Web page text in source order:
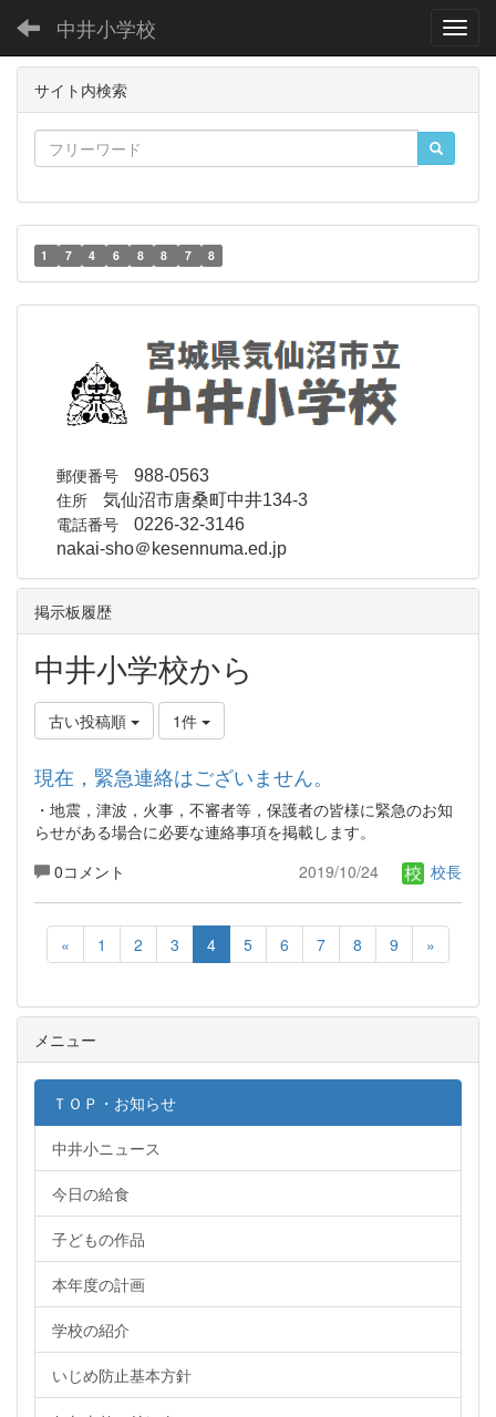
中井小学校
サイト内検索
1 7 4 6 8 8 7 8
郵便番号 988-0563
住所 気仙沼市唐桑町中井134-3
電話番号 0226-32-3146
nakai-sho＠kesennuma.ed.jp
掲示板履歴
中井小学校から
古い投稿順 1件
現在，緊急連絡はございません。
・地震，津波，火事，不審者等，保護者の皆様に緊急のお知
らせがある場合に必要な連絡事項を掲載します。
0コメント
2019/10/24 校長
« 1 2 3 4 5 6 7 8 9 »
メニュー
ＴＯＰ・お知らせ
中井小ニュース
今日の給食
子どもの作品
本年度の計画
学校の紹介
いじめ防止基本方針